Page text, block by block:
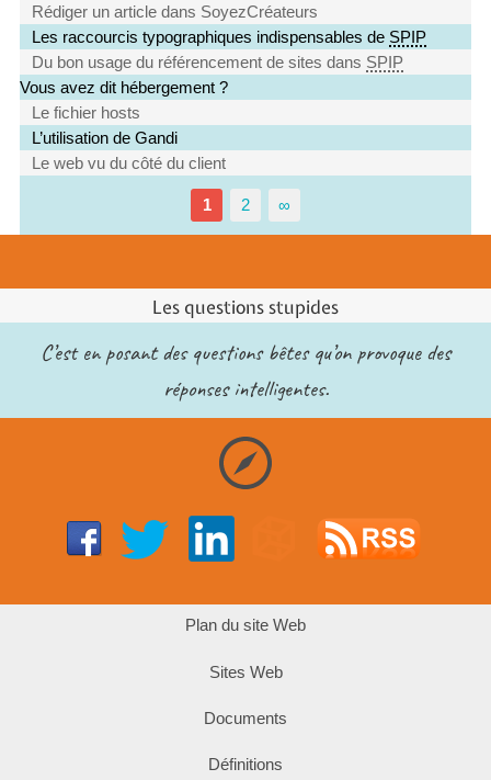
Rédiger un article dans SoyezCréateurs
Les raccourcis typographiques indispensables de SPIP
Du bon usage du référencement de sites dans SPIP
Vous avez dit hébergement ?
Le fichier hosts
L’utilisation de Gandi
Le web vu du côté du client
1 2 ∞
Les questions stupides
C’est en posant des questions bêtes qu’on provoque des
réponses intelligentes.
Plan du site Web
Sites Web
Documents
Définitions